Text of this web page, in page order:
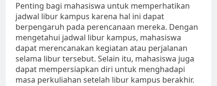
Penting bagi mahasiswa untuk memperhatikan
jadwal libur kampus karena hal ini dapat
berpengaruh pada perencanaan mereka. Dengan
mengetahui jadwal libur kampus, mahasiswa
dapat merencanakan kegiatan atau perjalanan
selama libur tersebut. Selain itu, mahasiswa juga
dapat mempersiapkan diri untuk menghadapi
masa perkuliahan setelah libur kampus berakhir.